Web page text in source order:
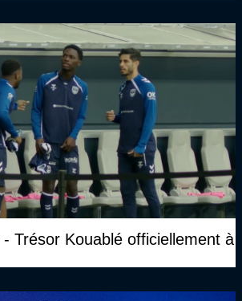
Trésor Kouablé officiellement à